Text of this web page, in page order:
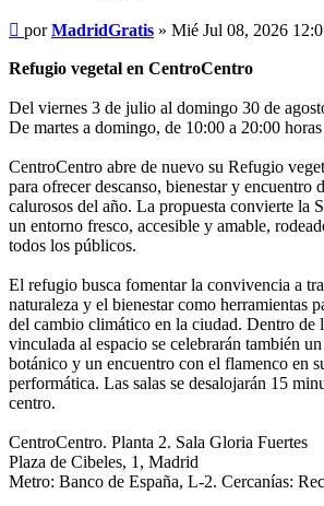
Mensaje
porMadridGratis » Mié Jul 08, 2026
Refugio vegetal en CentroCentro
Del viernes 3 de julio al domingo 30 de
De martes a domingo, de 10:00 a 20:00 horas
CentroCentro abre de nuevo su Refugio
para ofrecer descanso, bienestar y encuentro
calurosos del año. La propuesta convierte la
un entorno fresco, accesible y amable,
todos los públicos.
El refugio busca fomentar la convivencia a
naturaleza y el bienestar como herramientas
del cambio climático en la ciudad. Dentro de
vinculada al espacio se celebrarán también
botánico y un encuentro con el flamenco en
performática. Las salas se desalojarán 15
centro.
CentroCentro. Planta 2. Sala Gloria Fuertes
Plaza de Cibeles, 1, Madrid
Metro: Banco de España, L-2. Cercanías: